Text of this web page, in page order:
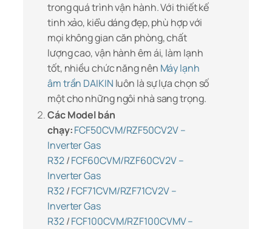
trong quá trình vận hành. Với thiết kế
tinh xảo, kiểu dáng đẹp, phù hợp với
mọi không gian căn phòng, chất
lượng cao, vận hành êm ái, làm lạnh
tốt, nhiều chức năng nên Máy lạnh
âm trần DAIKIN luôn là sự lựa chọn số
một cho những ngôi nhà sang trọng.
Các Model bán
chạy:FCF50CVM/RZF50CV2V –
Inverter Gas
R32/FCF60CVM/RZF60CV2V –
Inverter Gas
R32/FCF71CVM/RZF71CV2V –
Inverter Gas
R32/FCF100CVM/RZF100CVMV –